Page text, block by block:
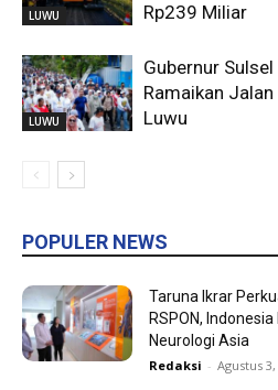
LUWU
Rp239 Miliar
LUWU
Gubernur
Ramaikan
Luwu
POPULER NEWS
Taruna Ikrar
RSPON,
Neurologi Asia
Redaksi - Agustus 3,